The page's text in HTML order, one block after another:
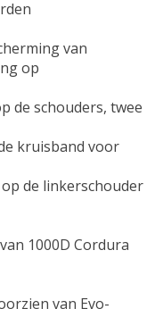
van
op
de schouders, twee
kruisband voor
de linkerschouder
1000D Cordura
van Evo-